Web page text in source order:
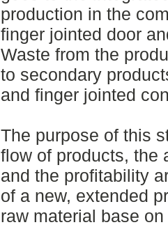
production in the
finger jointed door
Waste from the
to secondary
and finger jointed
The purpose of this
flow of products, the
and the profitability
of a new, extended
raw material base